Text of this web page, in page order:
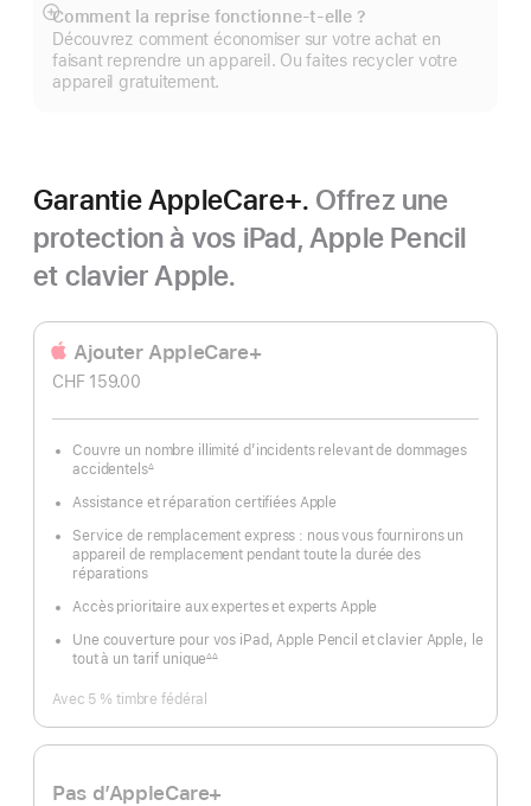
Comment la reprise fonctionne-t-elle ?
Découvrez comment économiser sur votre achat en
faisant reprendre un appareil. Ou faites recycler votre
appareil gratuitement.
Afficher
plus
Garantie AppleCare+. Offrez une
protection à vos iPad, Apple Pencil
et clavier Apple.
Ajouter AppleCare+
CHF 159.00
Couvre un nombre illimité d’incidents relevant de dommages
accidentels
bas
∆
Assistance et réparation certifiées Apple
Service de remplacement express : nous vous fournirons un
appareil de remplacement pendant toute la durée des
réparations
Accès prioritaire aux expertes et experts Apple
Une couverture pour vos iPad, Apple Pencil et clavier Apple, le
tout à un tarif unique
de
∆∆
Avec 5 % timbre fédéral
Pas d’AppleCare+